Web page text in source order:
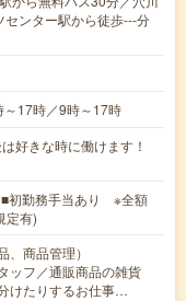
ンター駅から徒歩---分
17時／9時～17時
好きな時に働けます！
初勤務手当あり ※全額
定有)
商品管理）
ッフ／通販商品の雑貨
けたりするお仕事…